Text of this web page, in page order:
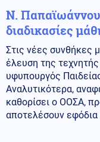
Ν.
διαδικασίες
Στις νέες συνθήκες
έλευση της
υφυπουργός
Αναλυτικότερα,
καθορίσει ο ΟΟΣΑ,
αποτελέσουν εφόδια